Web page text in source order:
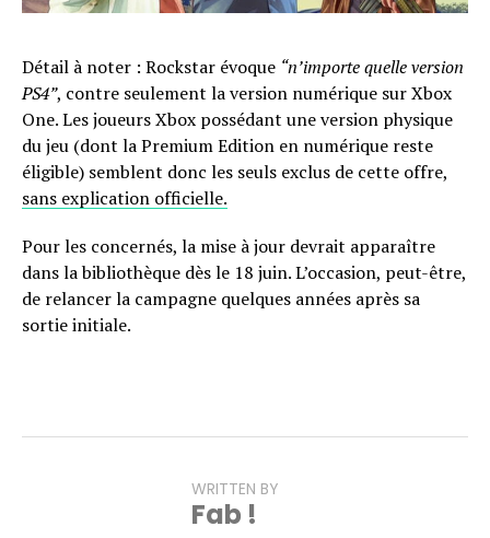
Détail à noter : Rockstar évoque “n’importe quelle version
PS4”, contre seulement la version numérique sur Xbox
One. Les joueurs Xbox possédant une version physique
du jeu (dont la Premium Edition en numérique reste
éligible) semblent donc les seuls exclus de cette offre,
sans explication officielle.
Pour les concernés, la mise à jour devrait apparaître
dans la bibliothèque dès le 18 juin. L’occasion, peut-être,
de relancer la campagne quelques années après sa
sortie initiale.
WRITTEN BY
Fab !